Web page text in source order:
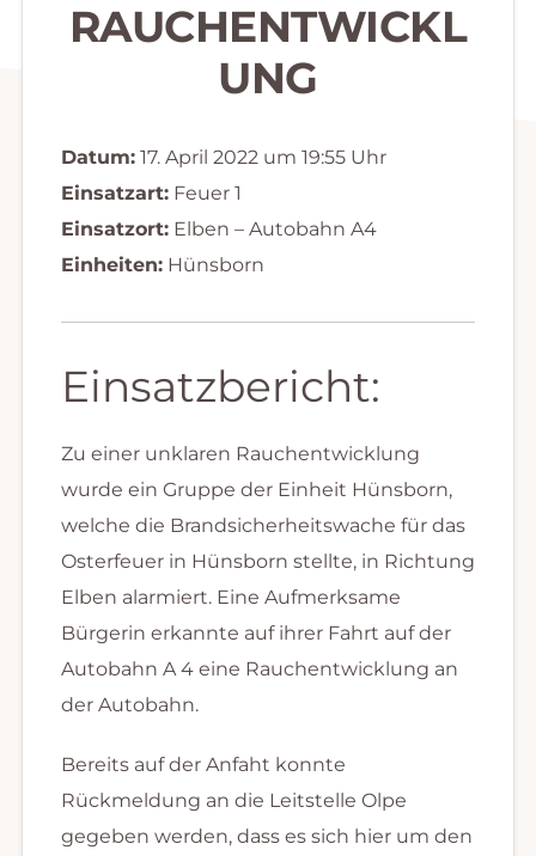
RAUCHENTWICKL
UNG
Datum:17. April 2022 um 19:55 Uhr
Einsatzart:Feuer 1
Einsatzort:Elben – Autobahn A4
Einheiten:Hünsborn
Einsatzbericht:
Zu einer unklaren Rauchentwicklung
wurde ein Gruppe der Einheit Hünsborn,
welche die Brandsicherheitswache für das
Osterfeuer in Hünsborn stellte, in Richtung
Elben alarmiert. Eine Aufmerksame
Bürgerin erkannte auf ihrer Fahrt auf der
Autobahn A 4 eine Rauchentwicklung an
der Autobahn.
Bereits auf der Anfaht konnte
Rückmeldung an die Leitstelle Olpe
gegeben werden, dass es sich hier um den